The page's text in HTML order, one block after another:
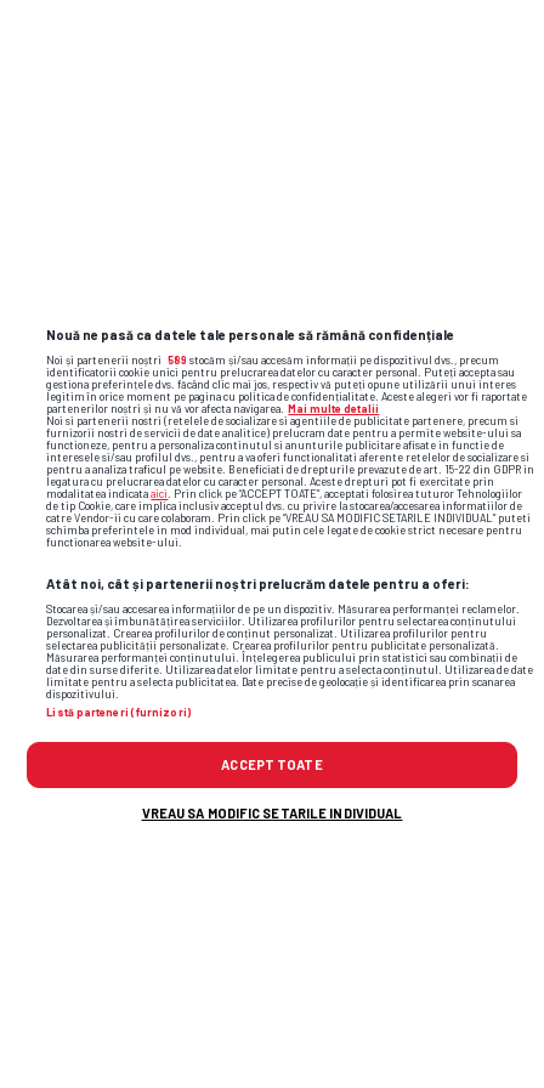
: Ebbe Moberg, modelul surprins în tribune la Inter –
Nouă ne pasă ca datele tale personale să rămână confidențiale
Noi și partenerii noștri 589 stocăm și/sau accesăm informații pe dispozitivul dvs., precum
identificatorii cookie unici pentru prelucrarea datelor cu caracter personal. Puteți accepta sau
gestiona preferințele dvs. făcând clic mai jos, respectiv vă puteți opune utilizării unui interes
legitim în orice moment pe pagina cu politica de confidențialitate. Aceste alegeri vor fi raportate
partenerilor noștri și nu vă vor afecta navigarea. Mai multe detalii
Noi si partenerii nostri (retelele de socializare si agentiile de publicitate partenere, precum si
furnizorii nostri de servicii de date analitice) prelucram date pentru a permite website-ului sa
functioneze, pentru a personaliza continutul si anunturile publicitare afisate in functie de
interesele si/sau profilul dvs., pentru a va oferi functionalitati aferente retelelor de socializare si
pentru a analiza traficul pe website. Beneficiati de drepturile prevazute de art. 15-22 din GDPR in
legatura cu prelucrarea datelor cu caracter personal. Aceste drepturi pot fi exercitate prin
modalitatea indicataaici
. Prin click pe “ACCEPT TOATE”, acceptati folosirea tuturor Tehnologiilor
de tip Cookie, care implica inclusiv acceptul dvs. cu privire la stocarea/accesarea informatiilor de
catre Vendor-ii cu care colaboram. Prin click pe “VREAU SA MODIFIC SETARILE INDIVIDUAL” puteti
schimba preferintele in mod individual, mai putin cele legate de cookie strict necesare pentru
functionarea website-ului.
Atât noi, cât și partenerii noștri prelucrăm datele pentru a oferi:
Stocarea și/sau accesarea informațiilor de pe un dispozitiv. Măsurarea performanței reclamelor.
Dezvoltarea și îmbunătățirea serviciilor. Utilizarea profilurilor pentru selectarea conținutului
personalizat. Crearea profilurilor de conținut personalizat. Utilizarea profilurilor pentru
selectarea publicității personalizate. Crearea profilurilor pentru publicitate personalizată.
Măsurarea performanței conținutului. Înțelegerea publicului prin statistici sau combinații de
date din surse diferite. Utilizarea datelor limitate pentru a selecta conținutul. Utilizarea de date
limitate pentru a selecta publicitatea. Date precise de geolocație și identificarea prin scanarea
dispozitivului.
Listă parteneri (furnizori)
ACCEPT TOATE
VREAU SA MODIFIC SETARILE INDIVIDUAL